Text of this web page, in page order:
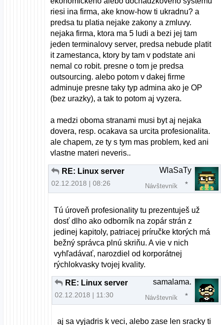
riesi ina firma, ake know-how ti ukradnu? a
predsa tu platia nejake zakony a zmluvy.
nejaka firma, ktora ma 5 ludi a bezi jej tam
jeden terminalovy server, predsa nebude platit
it zamestanca, ktory by tam v podstate ani
nemal co robit. presne o tom je predsa
outsourcing. alebo potom v dakej firme
adminuje presne taky typ admina ako je OP
(bez urazky), a tak to potom aj vyzera.
a medzi oboma stranami musi byt aj nejaka
dovera, resp. ocakava sa urcita profesionalita.
ale chapem, ze ty s tym mas problem, ked ani
vlastne materi neveris..
RE: Linux server
02.12.2018 | 08:26
WlaSaTy
Návštevník
Tú úroveň profesionality tu prezentuješ už
dosť dlho ako odborník na zopár strán z
jedinej kapitoly, patriacej príručke ktorých má
bežný správca plnú skriňu. A vie v nich
vyhľadávať, narozdiel od korporátnej
rýchlokvasky tvojej kvality.
RE: Linux server
02.12.2018 | 11:30
samalama.
Návštevník
aj sa vyjadris k veci, alebo zase len sracky ti